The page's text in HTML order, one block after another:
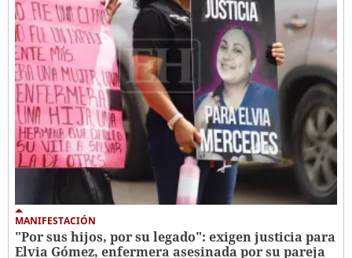
MANIFESTACIÓN
"Por sus hijos, por su legado": exigen justicia para
Elvia Gómez, enfermera asesinada por su pareja